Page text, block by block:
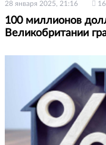
28 января 2025, 21:16
100 миллионов
Великобритании